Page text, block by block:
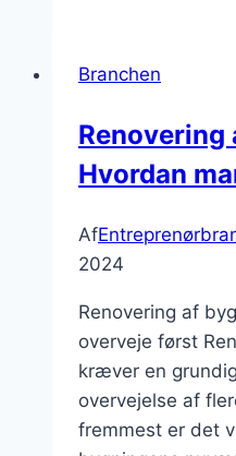
Branchen
Renovering
Hvordan
Af
2024
Renovering af
overveje først
kræver en
overvejelse af
fremmest er det